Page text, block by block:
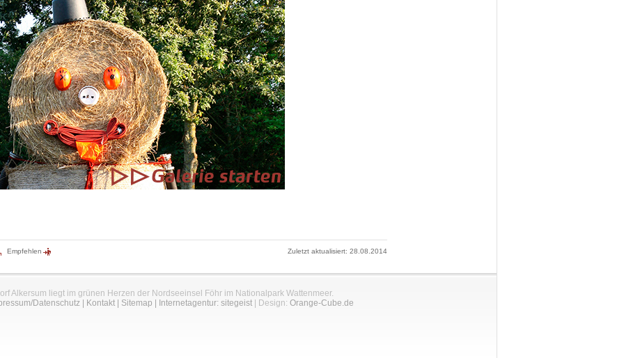
Empfehlen Zuletzt aktualisiert: 28.08.2014
Alkersum liegt im grünen Herzen der Nordseeinsel Föhr im Nationalpark Wattenmeer.
Datenschutz| Kontakt| Sitemap | Internetagentur: sitegeist| Design: Orange-Cube.de